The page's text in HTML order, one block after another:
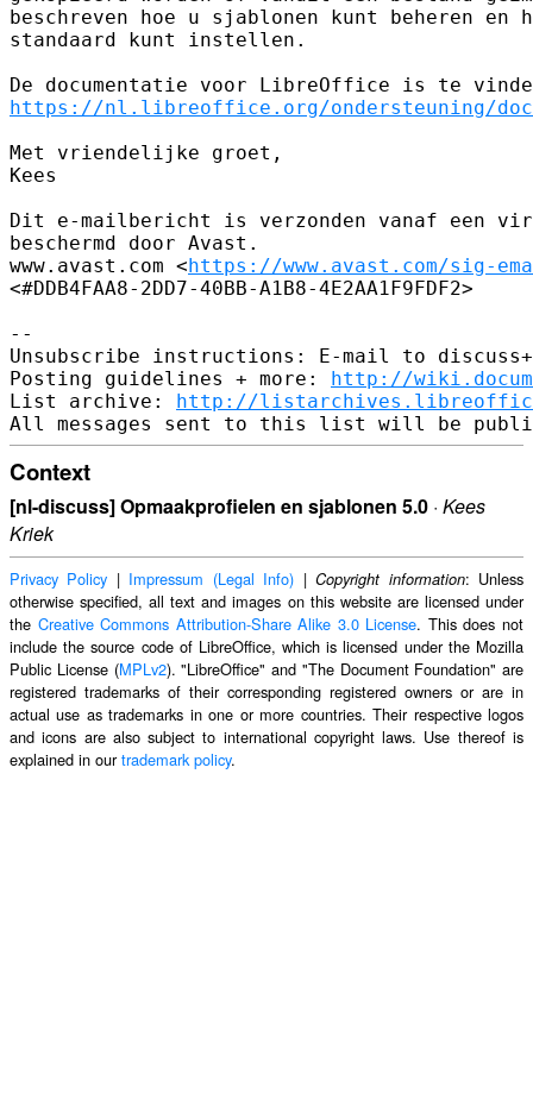
beschreven hoe u sjablonen kunt beheren en
standaard kunt instellen.
https://nl.libreoffice.org/ondersteuning/
Met vriendelijke groet,
Kees
Dit e-mailbericht is verzonden vanaf een
beschermd door Avast.
www.avast.com <https://www.avast.com/sig-
<#DDB4FAA8-2DD7-40BB-A1B8-4E2AA1F9FDF2>
--
Unsubscribe instructions: E-mail to
Posting guidelines + more: http://
List archive: http://
Context
[nl-discuss] Opmaakprofielen en sjablonen 5.0 · Kees
Kriek
Privacy Policy | Impressum (Legal Info) |Copyright information: Unless
otherwise specified, all text and images on this website are licensed under
the Creative Commons Attribution-Share Alike 3.0 License. This does not
include the source code of LibreOffice, which is licensed under the Mozilla
Public License (MPLv2). "LibreOffice" and "The Document Foundation" are
registered trademarks of their corresponding registered owners or are in
actual use as trademarks in one or more countries. Their respective logos
and icons are also subject to international copyright laws. Use thereof is
explained in ourtrademark policy.